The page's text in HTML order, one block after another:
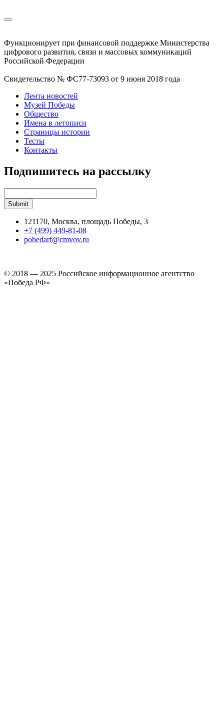
Функционирует при финансовой поддержке Министерства
цифрового развития, связи и массовых коммуникаций
Российской Федерации
Свидетельство № ФС77-73093 от 9 июня 2018 года
Лента новостей
Музей Победы
Общество
Имена в летописи
Страницы истории
Тесты
Контакты
Подпишитесь на рассылку
121170, Москва, площадь Победы, 3
+7 (499) 449-81-08
pobedarf@cmvov.ru
© 2018 — 2025 Российское информационное агентство
«Победа РФ»